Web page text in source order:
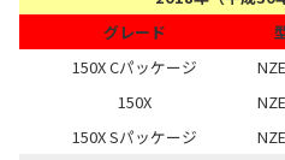
グレード
150X Cパッケージ
150X
150X Sパッケージ